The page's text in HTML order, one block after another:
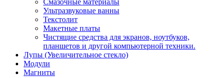
Смазочные материалы
Ультразвуковые ванны
Текстолит
Макетные платы
Чистящие средства для экранов, ноутбуков,
планшетов и другой компьютерной техники.
Лупы (Увеличительное стекло)
Модули
Магниты